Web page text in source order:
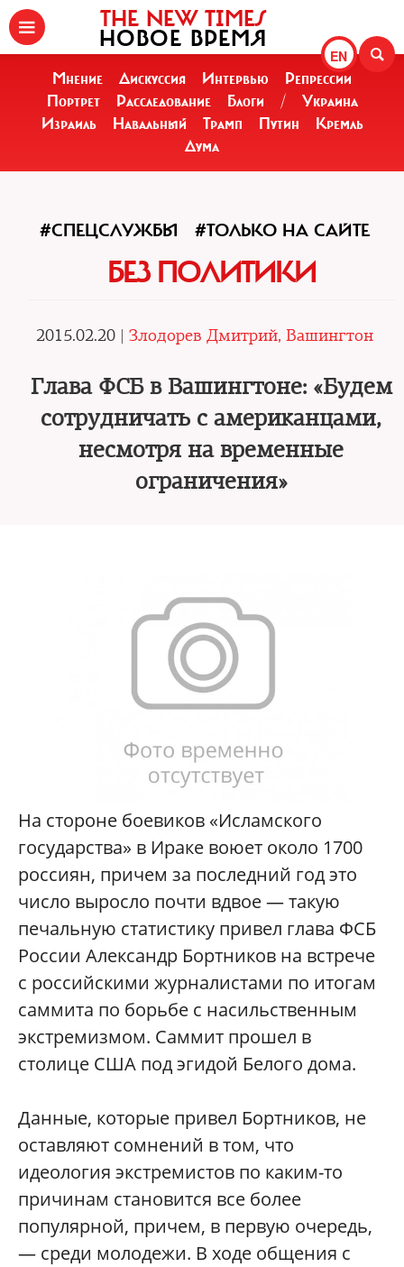
EN
THE NEW TIMES
НОВОЕ ВРЕМЯ
Мнение Дискуссия Интервью
Репрессии
Портрет
Расследование Блоги /
Украина
Израиль
Навальный Трамп Путин
Кремль
Дума
#СПЕЦСЛУЖБЫ #ТОЛЬКО НА САЙТЕ
БЕЗ ПОЛИТИКИ
2015.02.20 | Злодорев Дмитрий, Вашингтон
Глава ФСБ в Вашингтоне: «Будем
сотрудничать с американцами,
несмотря на временные
ограничения»
На стороне боевиков «Исламского
государства» в Ираке воюет около 1700
россиян, причем за последний год это
число выросло почти вдвое — такую
печальную статистику привел глава ФСБ
России Александр Бортников на встрече
с российскими журналистами по итогам
саммита по борьбе с насильственным
экстремизмом. Саммит прошел в
столице США под эгидой Белого дома.
Данные, которые привел Бортников, не
оставляют сомнений в том, что
идеология экстремистов по каким-то
причинам становится все более
популярной, причем, в первую очередь,
— среди молодежи. В ходе общения с